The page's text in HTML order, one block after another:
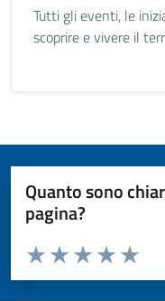
Tutti gli eventi, le
scoprire e vivere il
Quanto sono
pagina?
Valuta da 1 a 5 stelle la
Valuta
Valuta 4
Valuta 3 stelle
Valuta 2 stelle su 5
Valuta 1 stelle su 5